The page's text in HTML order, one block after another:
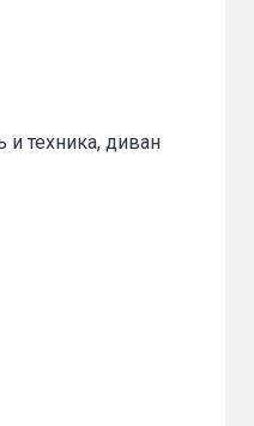
и техника, диван